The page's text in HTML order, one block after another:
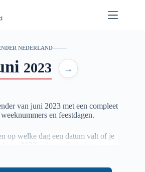
NEDERLAND
2023 →
van juni 2023 met een compleet
en feestdagen.
op welke dag een datum valt of je
juni
wilt voorbereiden.